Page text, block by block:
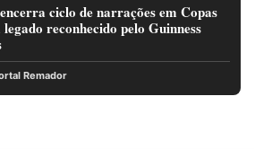
ciclo de narrações em Copas
reconhecido pelo Guinness
Remador